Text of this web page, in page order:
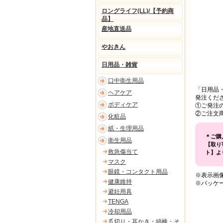
「日用
発注くだ
①ご発注
②ご注文
＊ご
【取
ト】
※表示画
※パッケ
ロングライフ(LL)/【予約商
品】
産地直送品
やおきん
日用品・雑貨
口中衛生用品
ヘアケア
ボディケア
化粧品
紙・生理用品
衛生用品
救急傷当て
マスク
眼鏡・コンタクト用品
健康維持
避妊用具
TENGA
冷却用品
爪切り・耳かき・綿棒・そ